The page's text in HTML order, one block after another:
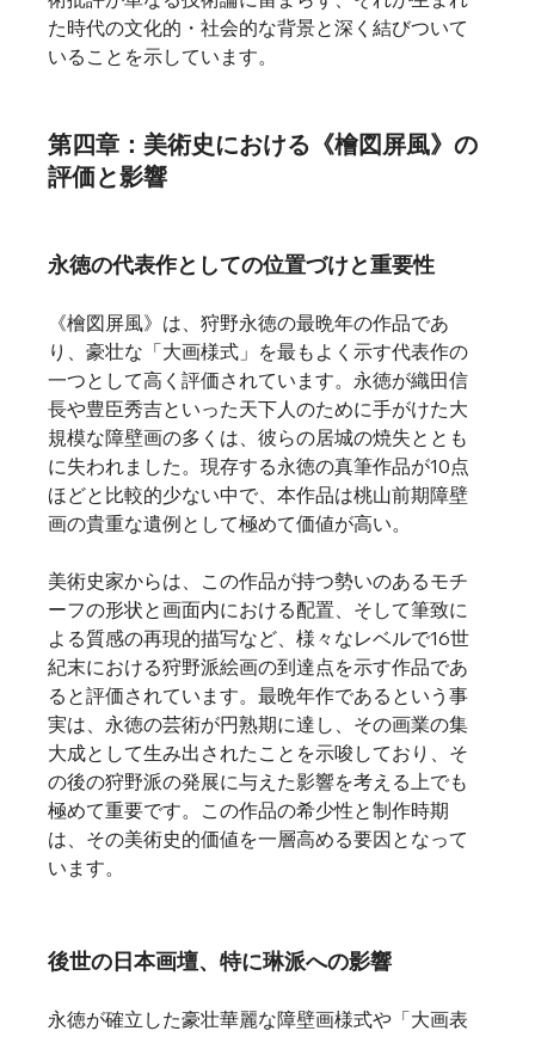
た時代の文化的・社会的な背景と深く結びついて
いることを示しています。
第四章：美術史における《檜図屏風》の
評価と影響
永徳の代表作としての位置づけと重要性
《檜図屏風》は、狩野永徳の最晩年の作品であ
り、豪壮な「大画様式」を最もよく示す代表作の
一つとして高く評価されています。永徳が織田信
長や豊臣秀吉といった天下人のために手がけた大
規模な障壁画の多くは、彼らの居城の焼失ととも
に失われました。現存する永徳の真筆作品が10点
ほどと比較的少ない中で、本作品は桃山前期障壁
画の貴重な遺例として極めて価値が高い。
美術史家からは、この作品が持つ勢いのあるモチ
ーフの形状と画面内における配置、そして筆致に
よる質感の再現的描写など、様々なレベルで16世
紀末における狩野派絵画の到達点を示す作品であ
ると評価されています。最晩年作であるという事
実は、永徳の芸術が円熟期に達し、その画業の集
大成として生み出されたことを示唆しており、そ
の後の狩野派の発展に与えた影響を考える上でも
極めて重要です。この作品の希少性と制作時期
は、その美術史的価値を一層高める要因となって
います。
後世の日本画壇、特に琳派への影響
永徳が確立した豪壮華麗な障壁画様式や「大画表